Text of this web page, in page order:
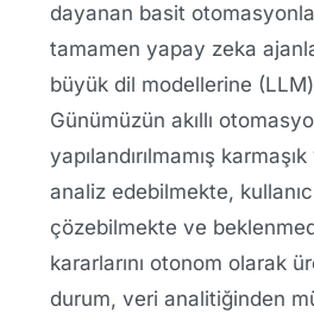
dayanan basit
tamamen yapay zeka
büyük dil modellerine (LLM)
Günümüzün akıllı
yapılandırılmamış
analiz edebilmekte,
çözebilmekte ve
kararlarını otonom olarak
durum, veri analitiğinden